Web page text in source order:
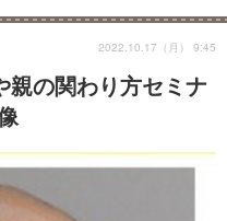
親の関わり方セミナ
2022.10.17（月） 9:45